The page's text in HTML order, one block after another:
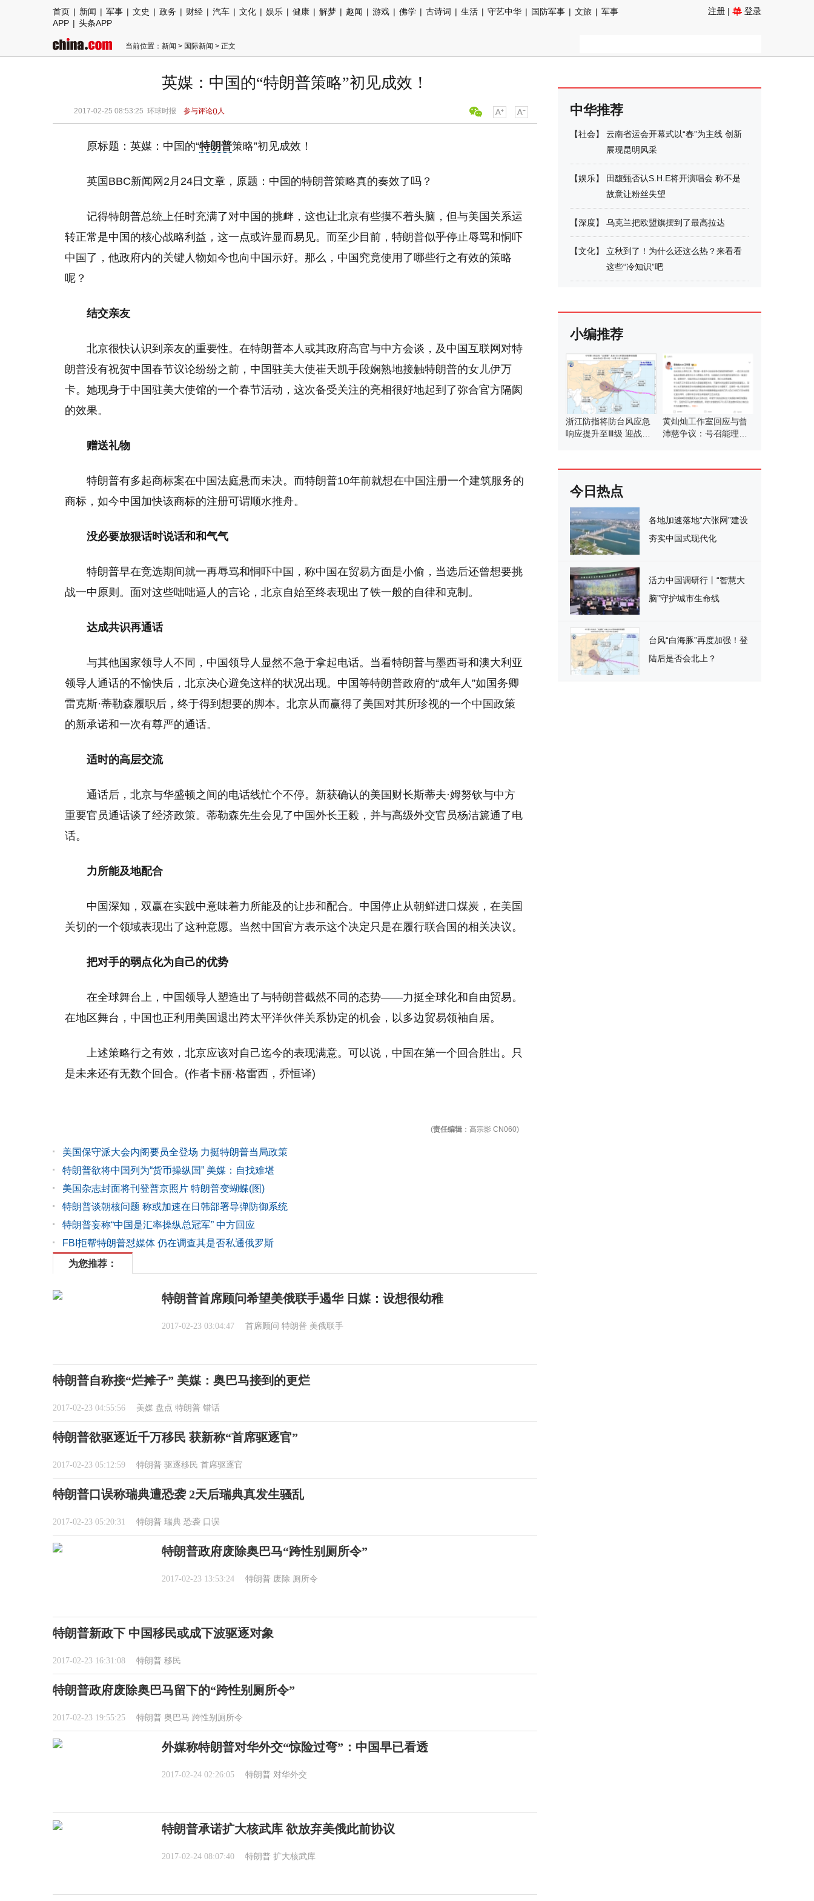
首页 | 新闻 | 军事 | 文史 | 政务 | 财经 | 汽车 | 文化 | 娱乐 | 健康 | 解梦 | 趣闻 | 游戏 | 佛学 | 古诗词 | 生活 | 守艺中华 | 国防军事 | 文旅 | 军事
APP | 头条APP
注册 | 登录
当前位置： 新闻 > 国际新闻 > 正文
英媒：中国的“特朗普策略”初见成效！
2017-02-25 08:53:25 环球时报 参与评论()人
原标题：英媒：中国的“特朗普策略”初见成效！
英国BBC新闻网2月24日文章，原题：中国的特朗普策略真的奏效了吗？
记得特朗普总统上任时充满了对中国的挑衅，这也让北京有些摸不着头脑，但与美国关系运
转正常是中国的核心战略利益，这一点或许显而易见。而至少目前，特朗普似乎停止辱骂和恫吓
中国了，他政府内的关键人物如今也向中国示好。那么，中国究竟使用了哪些行之有效的策略
呢？
结交亲友
北京很快认识到亲友的重要性。在特朗普本人或其政府高官与中方会谈，及中国互联网对特
朗普没有祝贺中国春节议论纷纷之前，中国驻美大使崔天凯手段娴熟地接触特朗普的女儿伊万
卡。她现身于中国驻美大使馆的一个春节活动，这次备受关注的亮相很好地起到了弥合官方隔阂
的效果。
赠送礼物
特朗普有多起商标案在中国法庭悬而未决。而特朗普10年前就想在中国注册一个建筑服务的
商标，如今中国加快该商标的注册可谓顺水推舟。
没必要放狠话时说话和和气气
特朗普早在竞选期间就一再辱骂和恫吓中国，称中国在贸易方面是小偷，当选后还曾想要挑
战一中原则。面对这些咄咄逼人的言论，北京自始至终表现出了铁一般的自律和克制。
达成共识再通话
与其他国家领导人不同，中国领导人显然不急于拿起电话。当看特朗普与墨西哥和澳大利亚
领导人通话的不愉快后，北京决心避免这样的状况出现。中国等特朗普政府的“成年人”如国务卿
雷克斯·蒂勒森履职后，终于得到想要的脚本。北京从而赢得了美国对其所珍视的一个中国政策
的新承诺和一次有尊严的通话。
适时的高层交流
通话后，北京与华盛顿之间的电话线忙个不停。新获确认的美国财长斯蒂夫·姆努钦与中方
重要官员通话谈了经济政策。蒂勒森先生会见了中国外长王毅，并与高级外交官员杨洁篪通了电
话。
力所能及地配合
中国深知，双赢在实践中意味着力所能及的让步和配合。中国停止从朝鲜进口煤炭，在美国
关切的一个领域表现出了这种意愿。当然中国官方表示这个决定只是在履行联合国的相关决议。
把对手的弱点化为自己的优势
在全球舞台上，中国领导人塑造出了与特朗普截然不同的态势——力挺全球化和自由贸易。
在地区舞台，中国也正利用美国退出跨太平洋伙伴关系协定的机会，以多边贸易领袖自居。
上述策略行之有效，北京应该对自己迄今的表现满意。可以说，中国在第一个回合胜出。只
是未来还有无数个回合。(作者卡丽·格雷西，乔恒译)
(责任编辑 ：高宗影 CN060)
美国保守派大会内阁要员全登场 力挺特朗普当局政策
特朗普欲将中国列为“货币操纵国” 美媒：自找难堪
美国杂志封面将刊登普京照片 特朗普变蝴蝶(图)
特朗普谈朝核问题 称或加速在日韩部署导弹防御系统
特朗普妄称“中国是汇率操纵总冠军” 中方回应
FBI拒帮特朗普怼媒体 仍在调查其是否私通俄罗斯
为您推荐：
特朗普首席顾问希望美俄联手遏华 日媒：设想很幼稚
2017-02-23 03:04:47 首席顾问 特朗普 美俄联手
特朗普自称接“烂摊子” 美媒：奥巴马接到的更烂
2017-02-23 04:55:56 美媒 盘点 特朗普 错话
特朗普欲驱逐近千万移民 获新称“首席驱逐官”
2017-02-23 05:12:59 特朗普 驱逐移民 首席驱逐官
特朗普口误称瑞典遭恐袭 2天后瑞典真发生骚乱
2017-02-23 05:20:31 特朗普 瑞典 恐袭 口误
特朗普政府废除奥巴马“跨性别厕所令”
2017-02-23 13:53:24 特朗普 废除 厕所令
特朗普新政下 中国移民或成下波驱逐对象
2017-02-23 16:31:08 特朗普 移民
特朗普政府废除奥巴马留下的“跨性别厕所令”
2017-02-23 19:55:25 特朗普 奥巴马 跨性别厕所令
外媒称特朗普对华外交“惊险过弯”：中国早已看透
2017-02-24 02:26:05 特朗普 对华外交
特朗普承诺扩大核武库 欲放弃美俄此前协议
2017-02-24 08:07:40 特朗普 扩大核武库
中华推荐
【社会】
云南省运会开幕式以“春”为主线 创新
展现昆明风采
【娱乐】
田馥甄否认S.H.E将开演唱会 称不是
故意让粉丝失望
【深度】 乌克兰把欧盟旗摆到了最高拉达
【文化】
立秋到了！为什么还这么热？来看看
这些“冷知识”吧
小编推荐
浙江防指将防台风应急
响应提升至Ⅲ级 迎战强
黄灿灿工作室回应与曾
沛慈争议：号召能理智
今日热点
各地加速落地“六张网”建设
夯实中国式现代化
活力中国调研行丨“智慧大
脑”守护城市生命线
台风“白海豚”再度加强！登
陆后是否会北上？